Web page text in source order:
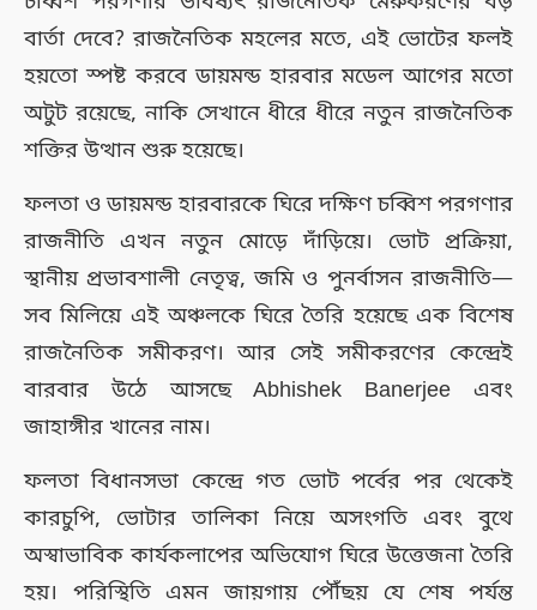
বার্তা দেবে? রাজনৈতিক মহলের মতে, এই ভোটের ফলই
হয়তো স্পষ্ট করবে ডায়মন্ড হারবার মডেল আগের মতো
অটুট রয়েছে, নাকি সেখানে ধীরে ধীরে নতুন রাজনৈতিক
শক্তির উত্থান শুরু হয়েছে।
ফলতা ও ডায়মন্ড হারবারকে ঘিরে দক্ষিণ চব্বিশ পরগণার
রাজনীতি এখন নতুন মোড়ে দাঁড়িয়ে। ভোট প্রক্রিয়া,
স্থানীয় প্রভাবশালী নেতৃত্ব, জমি ও পুনর্বাসন রাজনীতি—
সব মিলিয়ে এই অঞ্চলকে ঘিরে তৈরি হয়েছে এক বিশেষ
রাজনৈতিক সমীকরণ। আর সেই সমীকরণের কেন্দ্রেই
বারবার উঠে আসছে Abhishek Banerjee এবং
জাহাঙ্গীর খানের নাম।
ফলতা বিধানসভা কেন্দ্রে গত ভোট পর্বের পর থেকেই
কারচুপি, ভোটার তালিকা নিয়ে অসংগতি এবং বুথে
অস্বাভাবিক কার্যকলাপের অভিযোগ ঘিরে উত্তেজনা তৈরি
হয়। পরিস্থিতি এমন জায়গায় পৌঁছয় যে শেষ পর্যন্ত